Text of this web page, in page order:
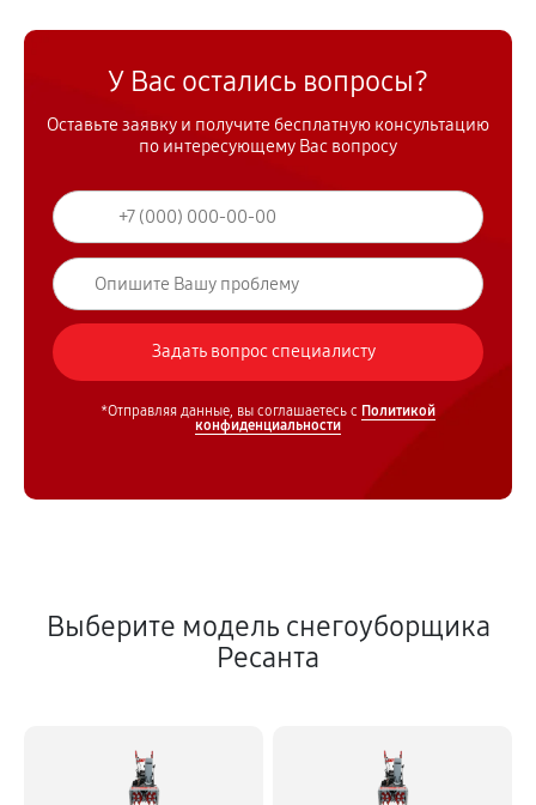
У Вас остались вопросы?
Оставьте заявку и получите бесплатную консультацию
по интересующему Вас вопросу
*Отправляя данные, вы соглашаетесь с Политикой
конфиденциальности
Выберите модель снегоуборщика
Ресанта